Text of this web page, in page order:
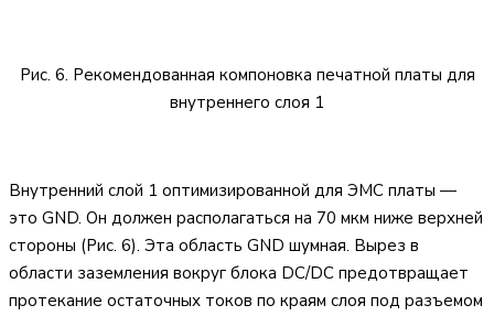
Рис. 6. Рекомендованная компоновка печатной платы для
внутреннего слоя 1
Внутренний слой 1 оптимизированной для ЭМС платы —
это GND. Он должен располагаться на 70 мкм ниже верхней
стороны (Рис. 6). Эта область GND шумная. Вырез в
области заземления вокруг блока DC/DC предотвращает
протекание остаточных токов по краям слоя под разъемом